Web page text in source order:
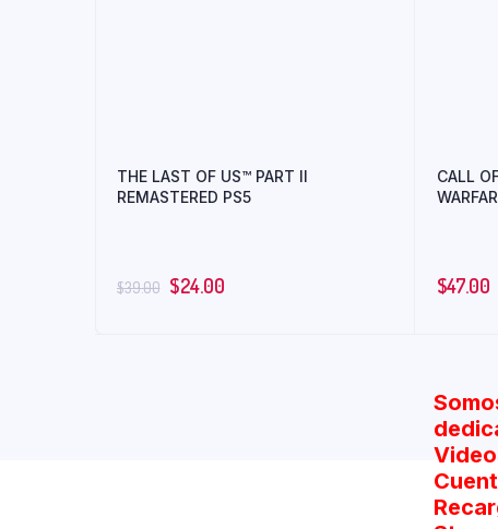
THE LAST OF US™ PART II
REMASTERED PS5
$39.00 $24.00
CALL
$47.00